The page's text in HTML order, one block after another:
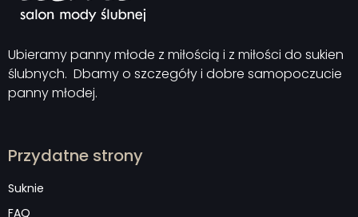
Ubieramy panny młode z miłością i z miłości do sukien
ślubnych. Dbamy o szczegóły i dobre samopoczucie
panny młodej.
Przydatne strony
Suknie
FAQ